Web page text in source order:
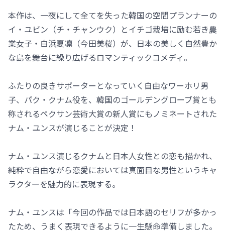
本作は、一夜にして全てを失った韓国の空間プランナーの
イ・ユビン（チ・チャンウク）とイチゴ栽培に励む若き農
業女子・白浜夏凛（今田美桜）が、日本の美しく自然豊か
な島を舞台に繰り広げるロマンティックコメディ。
ふたりの良きサポーターとなっていく自由なワーホリ男
子、パク・クナム役を、韓国のゴールデングローブ賞とも
称されるペクサン芸術大賞の新人賞にもノミネートされた
ナム・ユンスが演じることが決定！
ナム・ユンス演じるクナムと日本人女性との恋も描かれ、
純粋で自由ながら恋愛においては真面目な男性というキャ
ラクターを魅力的に表現する。
ナム・ユンスは「今回の作品では日本語のセリフが多かっ
たため、うまく表現できるように一生懸命準備しました。